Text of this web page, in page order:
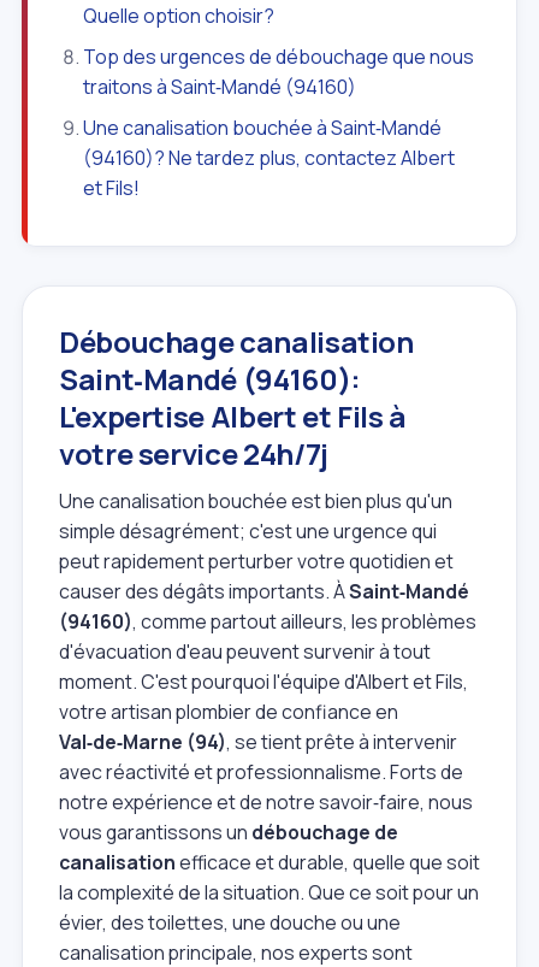
Quelle option choisir?
Top des urgences de débouchage que nous
traitons à Saint‑Mandé (94160)
Une canalisation bouchée à Saint‑Mandé
(94160)? Ne tardez plus, contactez Albert
et Fils!
Débouchage canalisation
Saint‑Mandé (94160):
L'expertise Albert et Fils à
votre service 24h/7j
Une canalisation bouchée est bien plus qu'un
simple désagrément; c'est une urgence qui
peut rapidement perturber votre quotidien et
causer des dégâts importants. ÀSaint‑Mandé
(94160), comme partout ailleurs, les problèmes
d'évacuation d'eau peuvent survenir à tout
moment. C'est pourquoi l'équipe d'Albert et Fils,
votre artisan plombier de confiance en
Val‑de‑Marne (94), se tient prête à intervenir
avec réactivité et professionnalisme. Forts de
notre expérience et de notre savoir‑faire, nous
vous garantissons un débouchage de
canalisationefficace et durable, quelle que soit
la complexité de la situation. Que ce soit pour un
évier, des toilettes, une douche ou une
canalisation principale, nos experts sont